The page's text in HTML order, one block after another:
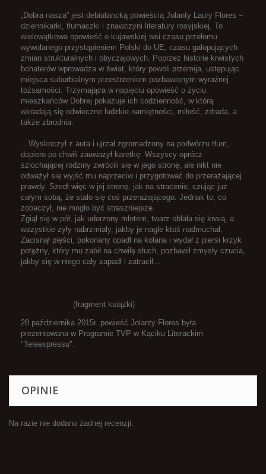
„Dobra nasza” jest debiutancką powieścią Jolanty Laury Flores –
dziennikarki, tłumaczki i znawczyni literatury rosyjskiej. To
wielowątkowa opowieść o kujawskiej wsi czasu przełomu
wywołanego przystąpieniem Polski do UE, czasu galopujących
zmian strukturalnych i obyczajowych. Poprzez historie krwistych
bohaterów wprowadza w świat, który powoli przemija, ustępując
miejsca suburbialnym przestrzeniom pozbawionym wyraźnej
tożsamości. Trzymająca w napięciu opowieść o życiu
mieszkańców Dobrej pokazuje ich codzienność, w którą
wkradają się odwieczne ludzkie namiętności, miłość, zdrada, a
także zbrodnia.
…Wyskoczył z auta i ujrzał zgromadzony na podwórzu tłum,
dopiero po chwili zauważył karetkę. Wszyscy oprócz
szlochającej rodziny zwrócili się w jego stronę, ale nikt nie
odważył się wyjść mu naprzeciw i przygotować do przerażającej
prawdy. Szedł więc w jej stronę, jak na stracenie, czując już
całym sobą, że stało się coś przerażającego. Jednak to, co
zobaczył, nie mogło być straszniejsze.
Zgiął się w pół, jak uderzony młotem, twarz oblała się krwią, a
wszystkie żyły nabrzmiały, jakby je nagle ktoś nadmuchał.
Zacisnął pięści, pokonany opadł na kolana i wydał z piersi krzyk
potężny, który mu zabił na chwilę słuch, pozbawił zmysły czucia,
jakby się w niego cały zapadł i zatracił...
(fragment książki)
28 października 2015r. powieść Jolanty Flores była
prezentowana w Programie TVP w Kąciku Literackim
"Teleexpressu".
OPINIE
Na razie nie dodano żadnej recenzji.